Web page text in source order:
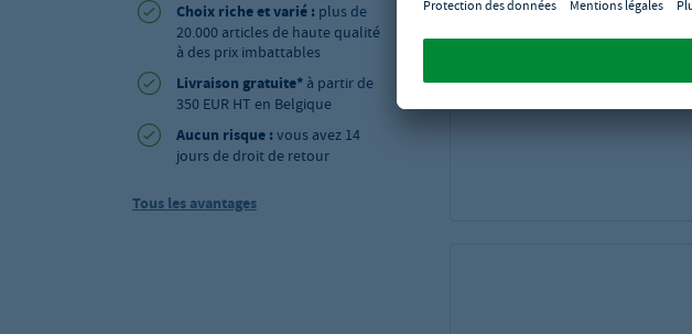
Choix riche et varié : plus de
20.000 articles de haute qualité
à des prix imbattables
Livraison gratuite* à partir de
350 EUR HT en Belgique
Aucun risque :vous avez 14
jours de droit de retour
Tous les avantages